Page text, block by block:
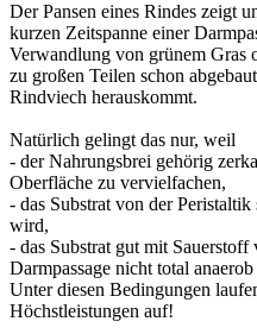
Der Pansen eines Rindes zeigt
kurzen Zeitspanne einer
Verwandlung von grünem Gras
zu großen Teilen schon
Rindviech herauskommt.
Natürlich gelingt das nur, weil
- der Nahrungsbrei gehörig
Oberfläche zu vervielfachen,
- das Substrat von der
wird,
- das Substrat gut mit
Darmpassage nicht total
Unter diesen Bedingungen
Höchstleistungen auf!